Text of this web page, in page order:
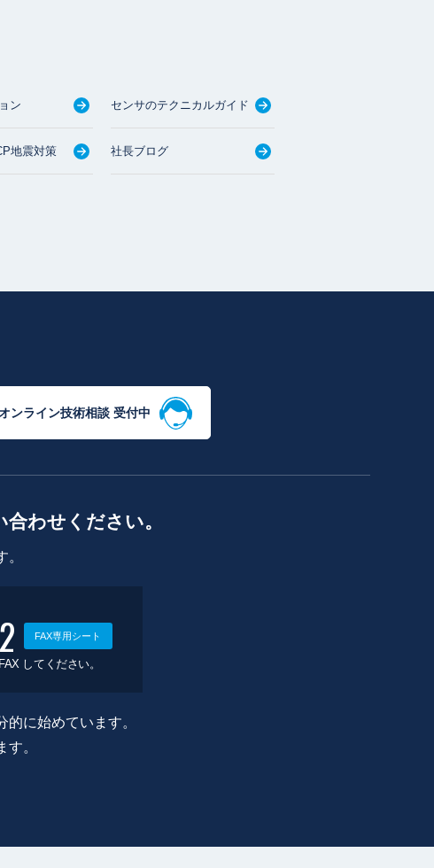
ン センサのテクニカルガイド
地震対策 社長ブログ
ンライン技術相談 受付中
わせください。
FAX専用シート
してください。
に始めています。
。